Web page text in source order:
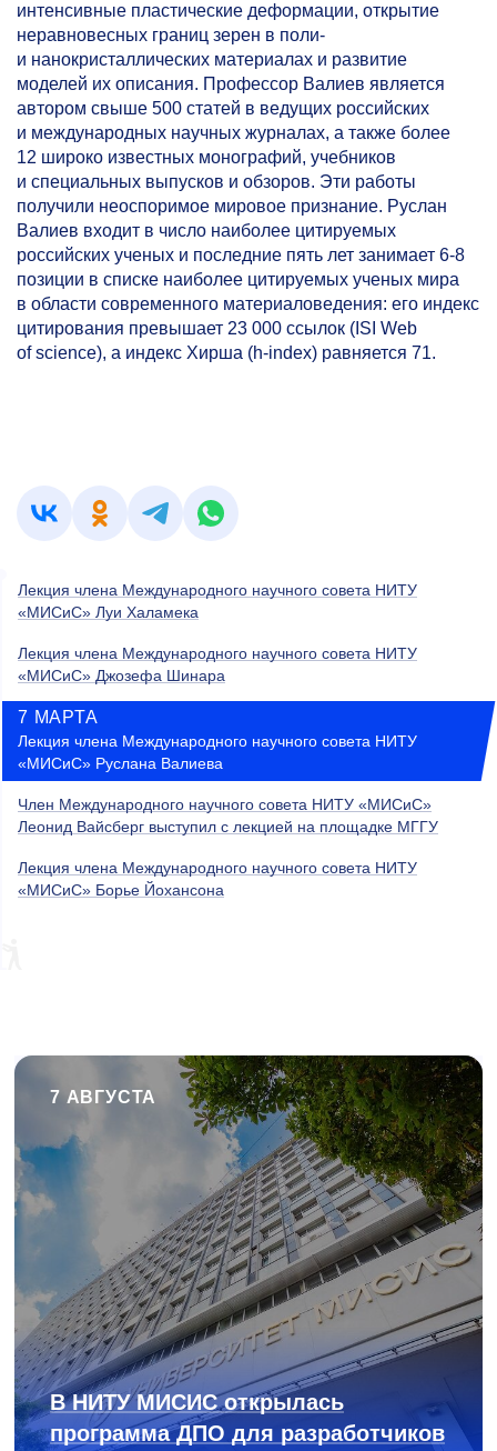
интенсивные пластические деформации, открытие
неравновесных границ зерен в поли-
и нанокристаллических материалах и развитие
моделей их описания. Профессор Валиев является
автором свыше 500 статей в ведущих российских
и международных научных журналах, а также более
12 широко известных монографий, учебников
и специальных выпусков и обзоров. Эти работы
получили неоспоримое мировое признание. Руслан
Валиев входит в число наиболее цитируемых
российских ученых и последние пять лет занимает 6-8
позиции в списке наиболее цитируемых ученых мира
в области современного материаловедения: его индекс
цитирования превышает 23 000 ссылок (ISI Web
of science), а индекс Хирша (h-index) равняется 71.
Лекция члена Международного научного совета НИТУ
«МИСиС» Луи Халамека
Лекция члена Международного научного совета НИТУ
«МИСиС» Джозефа Шинара
7 МАРТА
Лекция члена Международного научного совета НИТУ
«МИСиС» Руслана Валиева
Член Международного научного совета НИТУ «МИСиС»
Леонид Вайсберг выступил с лекцией на площадке МГГУ
Лекция члена Международного научного совета НИТУ
«МИСиС» Борье Йохансона
7 АВГУСТА
В НИТУ МИСИС открылась
программа ДПО для разработчиков